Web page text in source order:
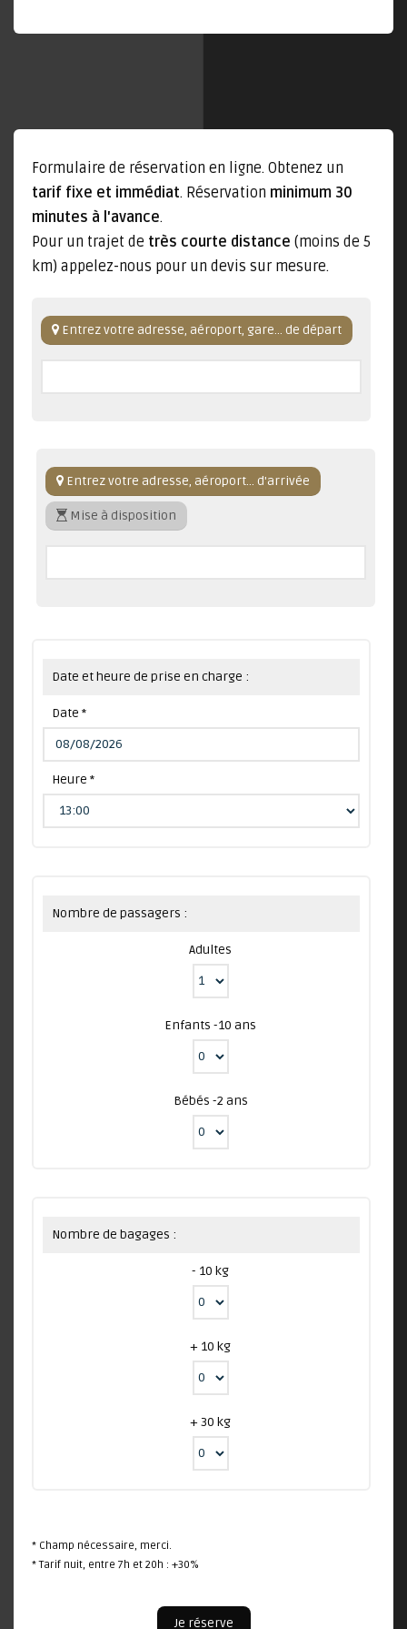
Formulaire de réservation en ligne. Obtenez un
tarif fixe et immédiat. Réservation minimum 30
minutes à l'avance.
Pour un trajet de très courte distance (moins de 5
km) appelez-nous pour un devis sur mesure.
Entrez votre adresse, aéroport, gare... de départ
Entrez votre adresse, aéroport... d'arrivée
Mise à disposition
Date et heure de prise en charge :
Date *
Heure *
Nombre de passagers :
Adultes
Enfants -10 ans
Bébés -2 ans
Nombre de bagages :
- 10 kg
+ 10 kg
+ 30 kg
* Champ nécessaire, merci.
* Tarif nuit, entre 7h et 20h : +30%
Je réserve